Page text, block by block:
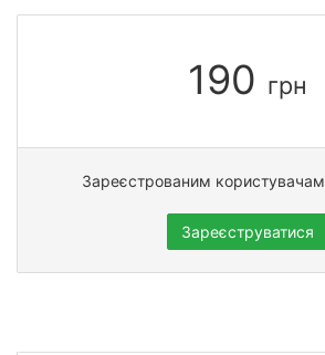
190 грн
Зареєстрованим користувачам
Зареєструватися